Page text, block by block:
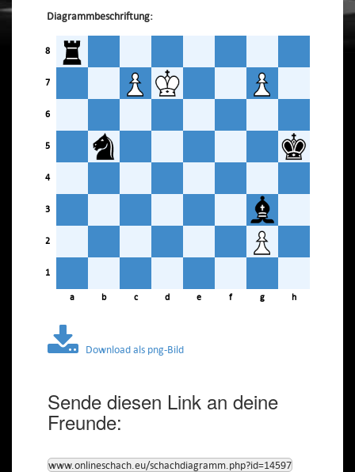
Diagrammbeschriftung:
8
7
6
5
4
3
2
1
a b c d e f g h
Download als png-Bild
Sende diesen Link an deine
Freunde:
www.onlineschach.eu/schachdiagramm.php?id=14597